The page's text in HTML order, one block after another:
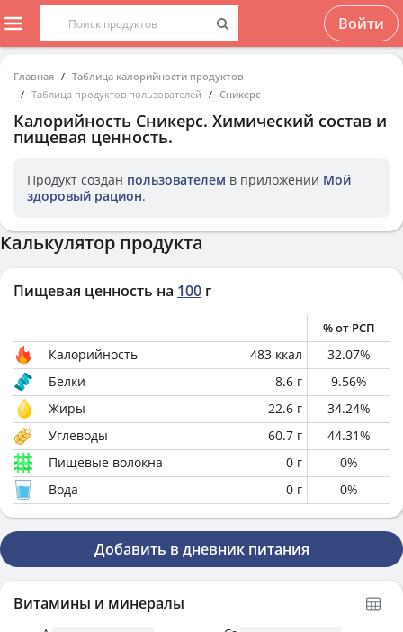
Войти
Главная
Таблица калорийности продуктов
Таблица продуктов пользователей
Сникерс
Калорийность Сникерс. Химический состав и
пищевая ценность.
Продукт создан пользователем в приложении Мой
здоровый рацион.
Калькулятор продукта
Пищевая ценность на 100 г
% от РСП
Калорийность 483 ккал 32.07%
Белки
8.6 г 9.56%
Жиры
22.6 г 34.24%
Углеводы
60.7 г 44.31%
Пищевые волокна
0 г 0%
Вода
0 г 0%
Добавить в дневник питания
Витамины и минералы